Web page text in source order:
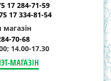
17 284-71-59
17 334-81-54
70-68
14.00-17.30
МАГАЗІН